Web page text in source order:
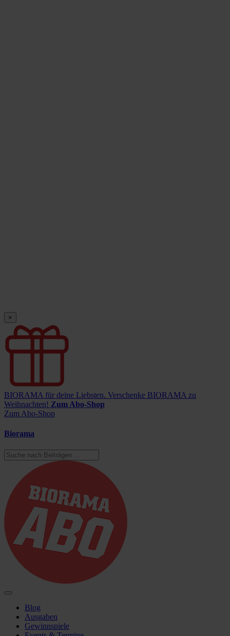
×
BIORAMA für deine Liebsten. Verschenke BIORAMA zu
Weihnachten! Zum Abo-Shop
Zum Abo-Shop
Biorama
Blog
Ausgaben
Gewinnspiele